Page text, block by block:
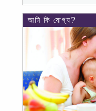
আমি কি যোগ্য?